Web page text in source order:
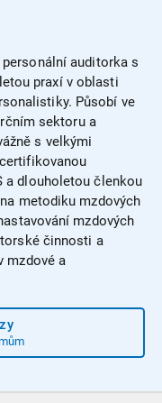
auditorka s
praxí v oblasti
Působí ve
sektoru a
s velkými
a dlouholetou členkou
metodiku mzdových
mzdových
činnosti a
mzdové a